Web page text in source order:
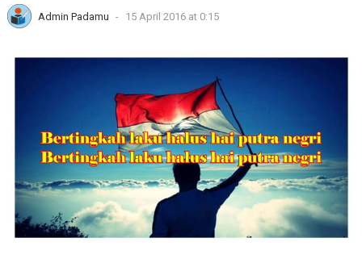
Admin Padamu - 15 April 2016 at 0:15